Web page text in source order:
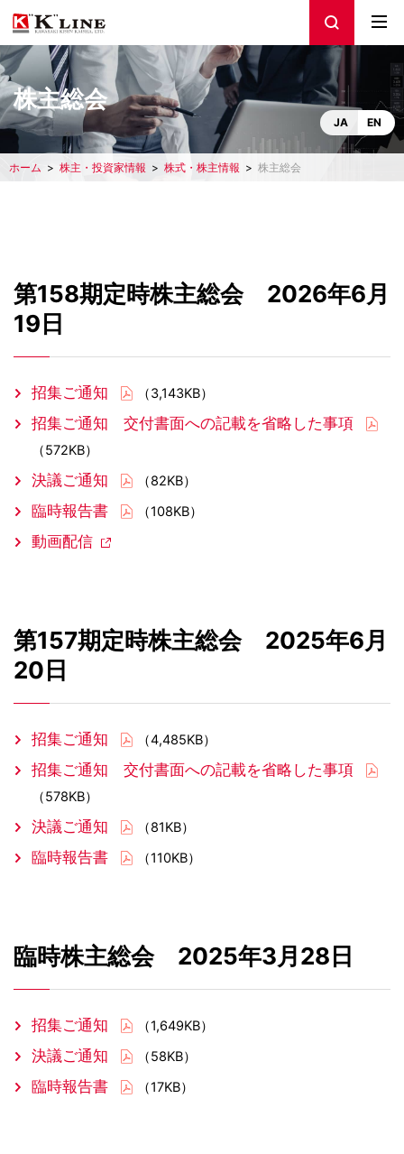
株主総会
JA EN
ホーム 株主・投資家情報 株式・株主情報 株主総会
第158期定時株主総会 2026年6月
19日
招集ご通知 （3,143KB）
招集ご通知 交付書面への記載を省略した事項
（572KB）
決議ご通知 （82KB）
臨時報告書 （108KB）
動画配信
第157期定時株主総会 2025年6月
20日
招集ご通知 （4,485KB）
招集ご通知 交付書面への記載を省略した事項
（578KB）
決議ご通知 （81KB）
臨時報告書 （110KB）
臨時株主総会 2025年3月28日
招集ご通知 （1,649KB）
決議ご通知 （58KB）
臨時報告書 （17KB）